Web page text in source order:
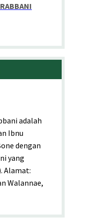
adalah
Ibnu
dengan
yang
Alamat:
Walannae,